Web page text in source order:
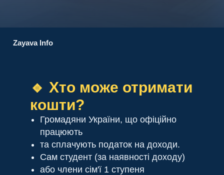
Zayava Info
🔹 Хто може отримати
кошти?
Громадяни України, що офіційно
працюють
та сплачують податок на доходи.
Сам студент (за наявності доходу)
або члени сім'ї 1 ступеня